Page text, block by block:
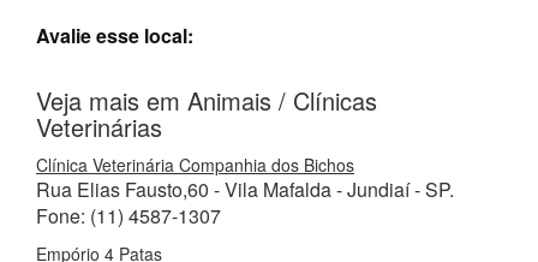
Avalie esse local:
Veja mais em Animais / Clínicas
Veterinárias
Clínica Veterinária Companhia dos Bichos
Rua Elias Fausto,60 - Vila Mafalda - Jundiaí - SP.
Fone: (11) 4587-1307
Empório 4 Patas